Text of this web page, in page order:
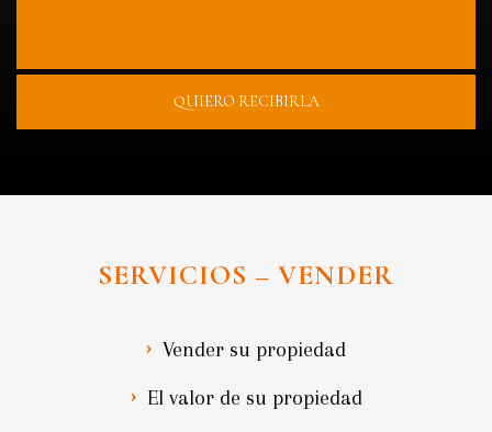
QUIERO RECIBIRLA
SERVICIOS – VENDER
Vender su propiedad
El valor de su propiedad